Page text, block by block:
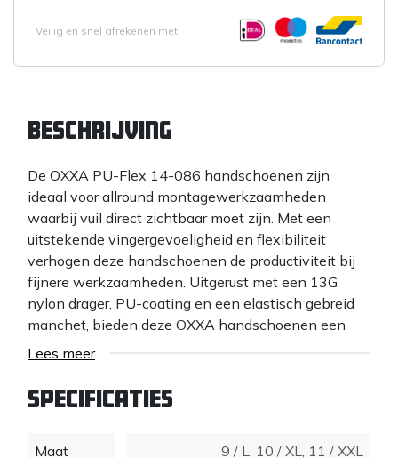
Veilig en snel afrekenen met
Beschrijving
De OXXA PU-Flex 14-086 handschoenen zijn
ideaal voor allround montagewerkzaamheden
waarbij vuil direct zichtbaar moet zijn. Met een
uitstekende vingergevoeligheid en flexibiliteit
verhogen deze handschoenen de productiviteit bij
fijnere werkzaamheden. Uitgerust met een 13G
nylon drager, PU-coating en een elastisch gebreid
manchet, bieden deze OXXA handschoenen een
duurzame en comfortabele oplossing voor diverse
zijn ze bovendien uitermate geschikt voor gebruik in
omgevingen waar een zekere mate van vervuiling
montagebedrijven.
Lees meer
Specificaties
Maat 9 / L, 10 / XL, 11 / XXL